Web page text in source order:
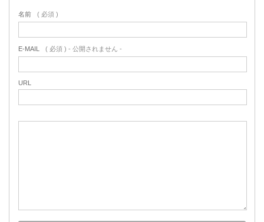
名前 ( 必須 )
E-MAIL ( 必須 ) - 公開されません -
URL